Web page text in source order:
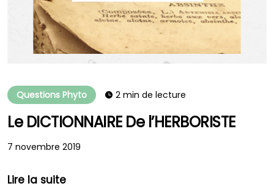
Questions Phyto 2 min de lecture
Le DICTIONNAIRE De l’HERBORISTE
7 novembre 2019
Lire la suite